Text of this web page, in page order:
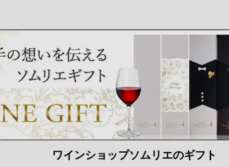
ワインショップソムリエのギフト